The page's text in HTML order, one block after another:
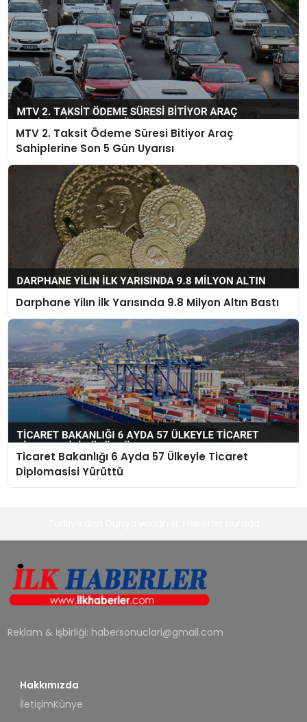
MTV 2. Taksit Ödeme Süresi Bitiyor Araç
Sahiplerine Son 5 Gün Uyarısı
Darphane Yilın İlk Yarısında 9.8 Milyon Altın Bastı
Ticaret Bakanlığı 6 Ayda 57 Ülkeyle Ticaret
Diplomasisi Yürüttü
Reklam & İşbirliği: habersonuclari@gmail.com
Hakkımızda
İletişimKünye